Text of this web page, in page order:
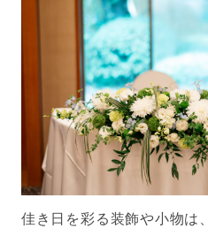
佳き日を彩る装飾や小物は、